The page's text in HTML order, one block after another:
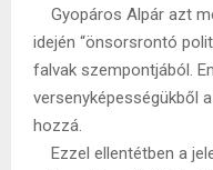
Gyopáros Alpár azt
idején “önsorsrontó
falvak szempontjából.
versenyképességükből
hozzá.
Ezzel ellentétben a